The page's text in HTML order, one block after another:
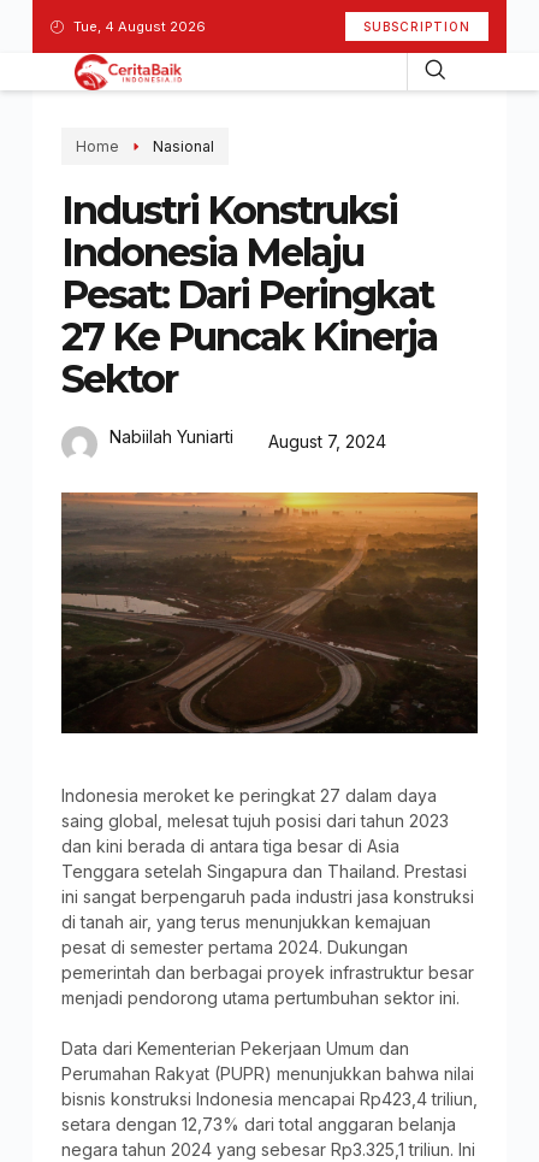
Tue, 4 August 2026 SUBSCRIPTION
Home Nasional
Industri Konstruksi
Indonesia Melaju
Pesat: Dari Peringkat
27 Ke Puncak Kinerja
Sektor
Nabiilah Yuniarti August 7, 2024
Indonesia meroket ke peringkat 27 dalam daya
saing global, melesat tujuh posisi dari tahun 2023
dan kini berada di antara tiga besar di Asia
Tenggara setelah Singapura dan Thailand. Prestasi
ini sangat berpengaruh pada industri jasa konstruksi
di tanah air, yang terus menunjukkan kemajuan
pesat di semester pertama 2024. Dukungan
pemerintah dan berbagai proyek infrastruktur besar
menjadi pendorong utama pertumbuhan sektor ini.
Data dari Kementerian Pekerjaan Umum dan
Perumahan Rakyat (PUPR) menunjukkan bahwa nilai
bisnis konstruksi Indonesia mencapai Rp423,4 triliun,
setara dengan 12,73% dari total anggaran belanja
negara tahun 2024 yang sebesar Rp3.325,1 triliun. Ini